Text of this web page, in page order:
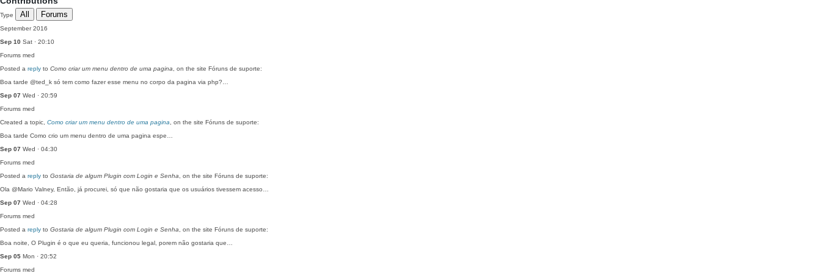
Type All Forums
September 2016
Sep 10 Sat · 20:10
Forums med
Posted a reply to Como criar um menu dentro de uma pagina , on the site Fóruns de suporte:
Boa tarde @ted_k só tem como fazer esse menu no corpo da pagina via php?…
Sep 07 Wed · 20:59
Forums med
Created a topic, Como criar um menu dentro de uma pagina , on the site Fóruns de suporte:
Boa tarde Como crio um menu dentro de uma pagina espe…
Sep 07 Wed · 04:30
Forums med
Posted a reply to Gostaria de algum Plugin com Login e Senha , on the site Fóruns de suporte:
Ola @Mario Valney, Então, já procurei, só que não gostaria que os usuários tivessem acesso…
Sep 07 Wed · 04:28
Forums med
Posted a reply to Gostaria de algum Plugin com Login e Senha , on the site Fóruns de suporte:
Boa noite, O Plugin é o que eu queria, funcionou legal, porem não gostaria que…
Sep 05 Mon · 20:52
Forums med